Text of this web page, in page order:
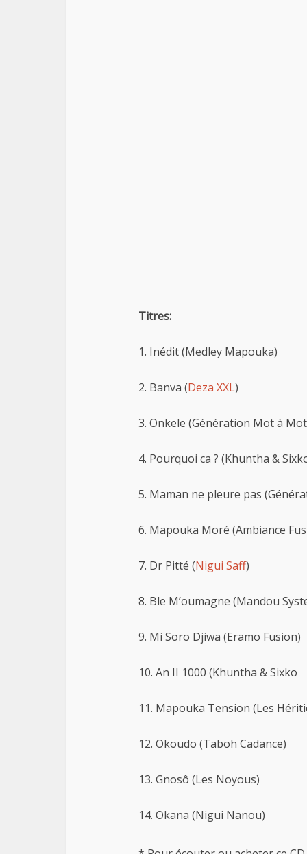
Titres:
1. Inédit (Medley Mapouka)
2. Banva (Deza XXL)
3. Onkele (Génération Mot à
4. Pourquoi ca ? (Khuntha &
5. Maman ne pleure pas
6. Mapouka Moré (Ambiance
7. Dr Pitté (Nigui Saff)
8. Ble M’oumagne (Mandou
9. Mi Soro Djiwa (Eramo Fusion)
10. An II 1000 (Khuntha & Sixko
11. Mapouka Tension (Les
12. Okoudo (Taboh Cadance)
13. Gnosô (Les Noyous)
14. Okana (Nigui Nanou)